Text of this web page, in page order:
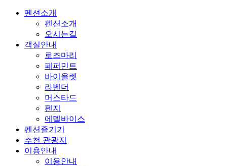
펜션소개
펜션소개
오시는길
객실안내
로즈마리
페퍼민트
바이올렛
라벤더
머스타드
펜지
에델바이스
펜션즐기기
추천 관광지
이용안내
이용안내